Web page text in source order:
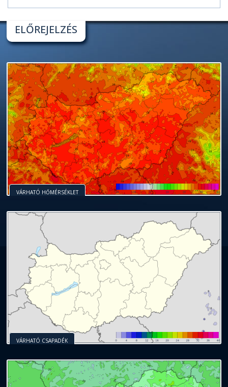
ELŐREJELZÉS
VÁRHATÓ HŐMÉRSÉKLET
VÁRHATÓ CSAPADÉK